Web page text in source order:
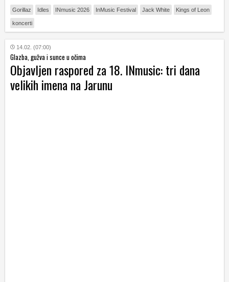
Gorillaz Idles INmusic 2026 InMusic Festival Jack White Kings of Leon
koncerti
14.02. (07:00)
Glazba, gužva i sunce u očima
Objavljen raspored za 18. INmusic: tri dana
velikih imena na Jarunu